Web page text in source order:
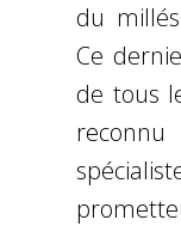
du
Ce
de tous